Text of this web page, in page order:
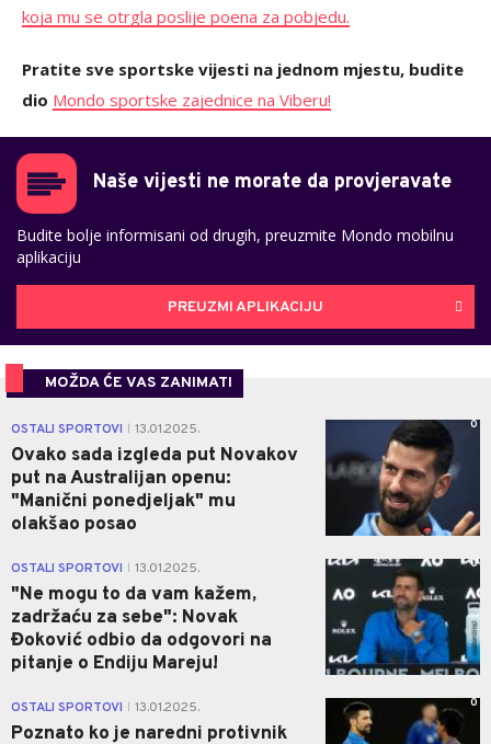
koja mu se otrgla poslije poena za pobjedu.
Pratite sve sportske vijesti na jednom mjestu, budite
dio Mondo sportske zajednice na Viberu!
Naše vijesti ne morate da provjeravate
Budite bolje informisani od drugih, preuzmite Mondo mobilnu
aplikaciju
PREUZMI APLIKACIJU
MOŽDA ĆE VAS ZANIMATI
OSTALI SPORTOVI 13.01.2025.
Ovako sada izgleda put Novakov
put na Australijan openu:
"Manični ponedjeljak" mu
olakšao posao
0
OSTALI SPORTOVI 13.01.2025.
"Ne mogu to da vam kažem,
zadržaću za sebe": Novak
Đoković odbio da odgovori na
pitanje o Endiju Mareju!
0
OSTALI SPORTOVI 13.01.2025.
Poznato ko je naredni protivnik
0